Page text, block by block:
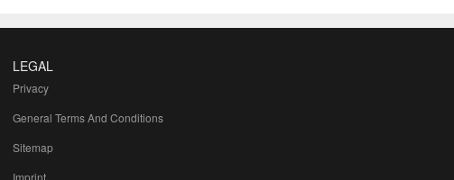
LEGAL
Privacy
General Terms And Conditions
Sitemap